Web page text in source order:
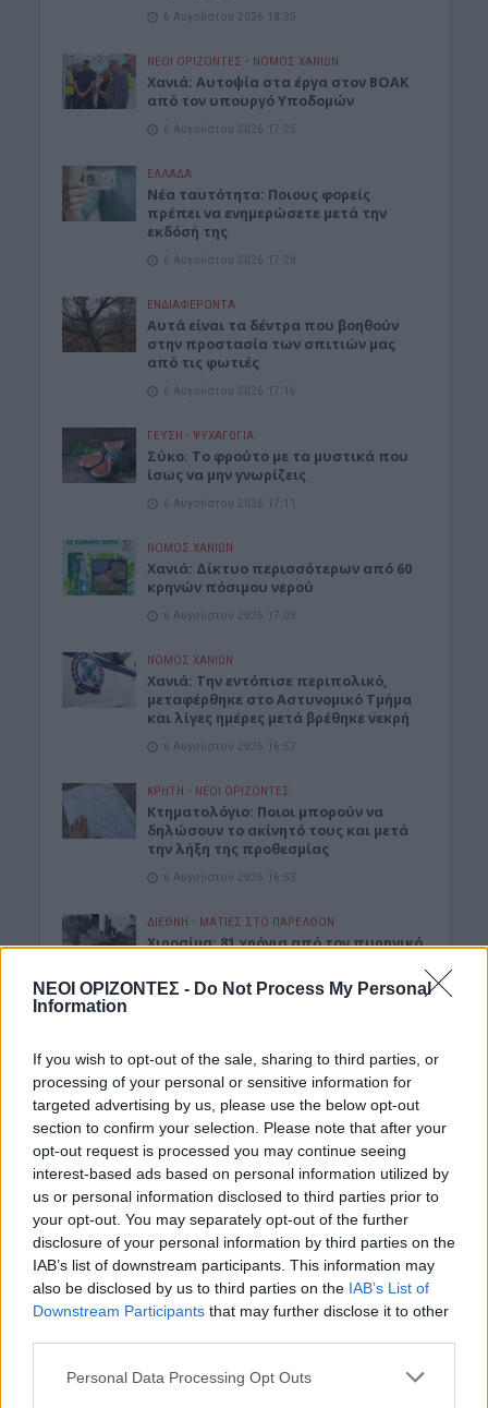
ΝΕΟΙ ΟΡΙΖΟΝΤΕΣ - Do Not Process My Personal
Information
If you wish to opt-out of the sale, sharing to third parties, or
processing of your personal or sensitive information for
targeted advertising by us, please use the below opt-out
section to confirm your selection. Please note that after your
opt-out request is processed you may continue seeing
interest-based ads based on personal information utilized by
us or personal information disclosed to third parties prior to
your opt-out. You may separately opt-out of the further
disclosure of your personal information by third parties on the
IAB’s list of downstream participants. This information may
also be disclosed by us to third parties on the IAB’s List of
Downstream Participants that may further disclose it to other
Personal Data Processing Opt Outs
6 Αυγούστου 2026 18:35
ΝΕΟΙ ΟΡΙΖΟΝΤΕΣ • ΝΟΜΌΣ ΧΑΝΊΩΝ
Χανιά: Αυτοψία στα έργα στον ΒΟΑΚ
από τον υπουργό Υποδομών
6 Αυγούστου 2026 17:25
ΕΛΛΑΔΑ
Νέα ταυτότητα: Ποιους φορείς
πρέπει να ενημερώσετε μετά την
εκδόσή της
6 Αυγούστου 2026 17:20
ΕΝΔΙΑΦΕΡΟΝΤΑ
Αυτά είναι τα δέντρα που βοηθούν
στην προστασία των σπιτιών μας
από τις φωτιές
6 Αυγούστου 2026 17:16
ΓΕΎΣΗ - ΨΥΧΑΓΩΓΊΑ
Σύκο: Το φρούτο με τα μυστικά που
ίσως να μην γνωρίζεις
6 Αυγούστου 2026 17:11
ΝΟΜΌΣ ΧΑΝΊΩΝ
Xανιά: Δίκτυο περισσότερων από 60
κρηνών πόσιμου νερού
6 Αυγούστου 2026 17:03
ΝΟΜΌΣ ΧΑΝΊΩΝ
Χανιά: Την εντόπισε περιπολικό,
μεταφέρθηκε στο Αστυνομικό Τμήμα
και λίγες ημέρες μετά βρέθηκε νεκρή
6 Αυγούστου 2026 16:57
ΚΡΗΤΗ • ΝΕΟΙ ΟΡΙΖΟΝΤΕΣ
Κτηματολόγιο: Ποιοι μπορούν να
δηλώσουν το ακίνητό τους και μετά
την λήξη της προθεσμίας
6 Αυγούστου 2026 16:53
ΔΙΕΘΝΗ • ΜΑΤΙΕΣ ΣΤΟ ΠΑΡΕΛΘΟΝ
Χιροσίμα: 81 χρόνια από τον πυρηνικό
ανθρωπότητα
ΕΝΔΙΑΦΕΡΟΝΤΑ
Tα ζώδια της Πέμπτης 6 Αυγούστου
6 Αυγούστου 2026 08:06
Δημοφιλή αυτή την εβδομάδα